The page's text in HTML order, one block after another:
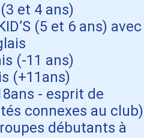
et 4 ans)
(5 et 6 ans) avec
(-11 ans)
(+11ans)
- esprit de
connexes au club)
débutants à